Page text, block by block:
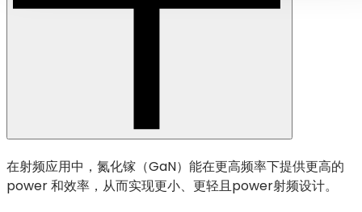
在射频应用中，氮化镓（GaN）能在更高频率下提供更高的
power 和效率，从而实现更小、更轻且power射频设计。